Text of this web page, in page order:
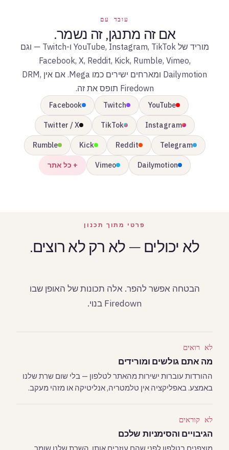
עובד עם
אם זה מתנגן, זה נשמר.
מוריד של YouTube, Instagram, TikTok ו-Twitch — וגם
Facebook, X, Reddit, Kick, Rumble, Vimeo,
Dailymotion ומארחים ישירים כמו Mega. אם אין DRM,
Firedown תופס את זה.
YouTube
Twitch
Facebook
Instagram
TikTok
Twitter / X
Telegram
Reddit
Kick
Rumble
Dailymotion
Vimeo + כל אתר
פרטי מתוך תכנון
לא יכולים — לא רק לא רוצים.
הבטחה אפשר להפר. אלה תכונות של האופן שבו
Firedown בנוי.
לא רואים
מה אתם גולשים ומורידים
ההורדות עוברות ישירות מהאתר לטלפון — בלי שום שרת שלנו
באמצע. באפליקציה אין טלמטריה, אנליטיקה או מזהי מעקב.
לא קוראים
הגיבויים והסימניות שלכם